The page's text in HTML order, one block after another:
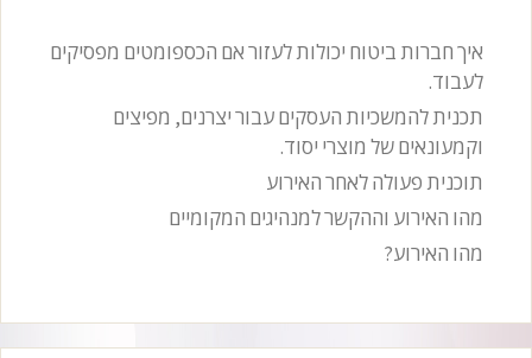
איך חברות ביטוח יכולות לעזור אם הכספומטים מפסיקים
לעבוד.
תכנית להמשכיות העסקים עבור יצרנים, מפיצים
וקמעונאים של מוצרי יסוד.
תוכנית פעולה לאחר האירוע
מהו האירוע וההקשר למנהיגים המקומיים
מהו האירוע?